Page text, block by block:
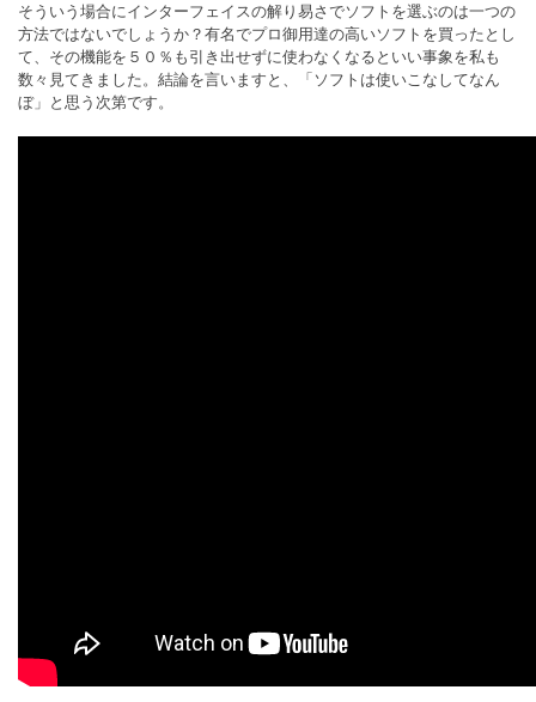
そういう場合にインターフェイスの解り易さでソフトを選ぶのは一つの
方法ではないでしょうか？有名でプロ御用達の高いソフトを買ったとし
て、その機能を５０％も引き出せずに使わなくなるといい事象を私も
数々見てきました。結論を言いますと、「ソフトは使いこなしてなん
ぼ」と思う次第です。